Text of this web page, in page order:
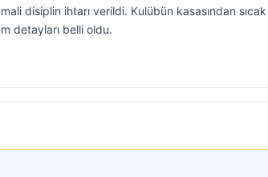
disiplin ihtarı verildi. Kulübün kasasından
detayları belli oldu.